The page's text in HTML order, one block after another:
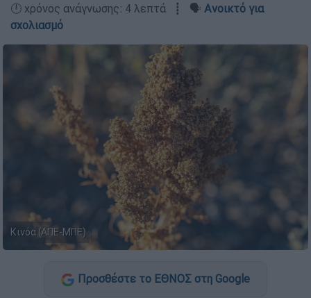
🕛 χρόνος ανάγνωσης: 4 λεπτά ┋ 🗣️ Ανοικτό για
σχολιασμό
Κινόα (ΑΠΕ-ΜΠΕ)
Προσθέστε το ΕΘΝΟΣ στη Google